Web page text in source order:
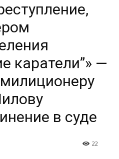
каратели”» —
в суде
22